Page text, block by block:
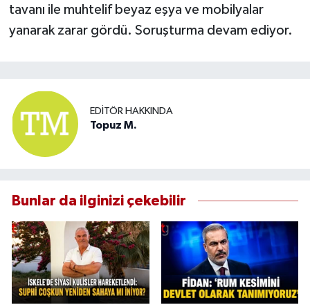
tavanı ile muhtelif beyaz eşya ve mobilyalar
yanarak zarar gördü. Soruşturma devam ediyor.
EDITÖR HAKKINDA
Topuz M.
Bunlar da ilginizi çekebilir